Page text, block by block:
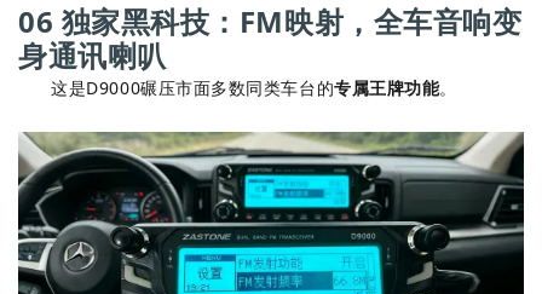
06 独家黑科技：FM映射，全车音响变
身通讯喇叭
这是D9000碾压市面多数同类车台的专属王牌功能。